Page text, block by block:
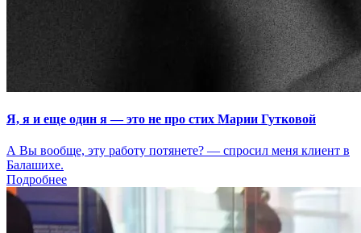
Я, я и еще один я — это не про стих Марии Гутковой
А Вы вообще, эту работу потянете? — спросил меня клиент в
Балашихе.
Подробнее